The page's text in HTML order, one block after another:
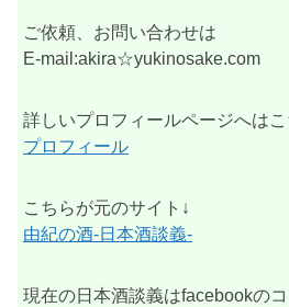
ご依頼、お問い合わせは
E-mail:akira☆yukinosake.com
詳しいプロフィールページへはこ
プロフィール
こちらが元のサイト↓
由紀の酒-日本酒談義-
現在の日本酒談義はfacebookの